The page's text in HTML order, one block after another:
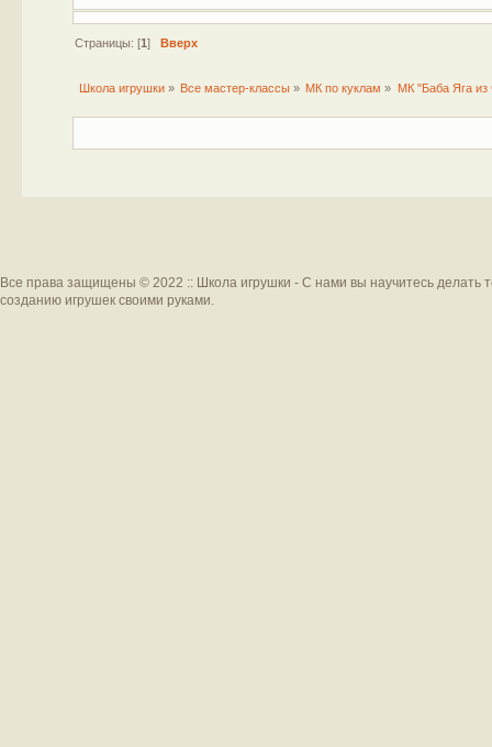
Страницы: [1] Вверх
Школа игрушки» Все мастер-классы » МК по куклам » МК "Баба Яга из
Все права защищены © 2022 :: Школа игрушки - С нами вы научитесь делать
созданию игрушек своими руками.